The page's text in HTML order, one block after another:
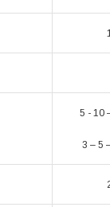
5 - 10
3 – 5